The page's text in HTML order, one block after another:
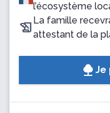
l’écosystème
La famille
attestant de la
Je